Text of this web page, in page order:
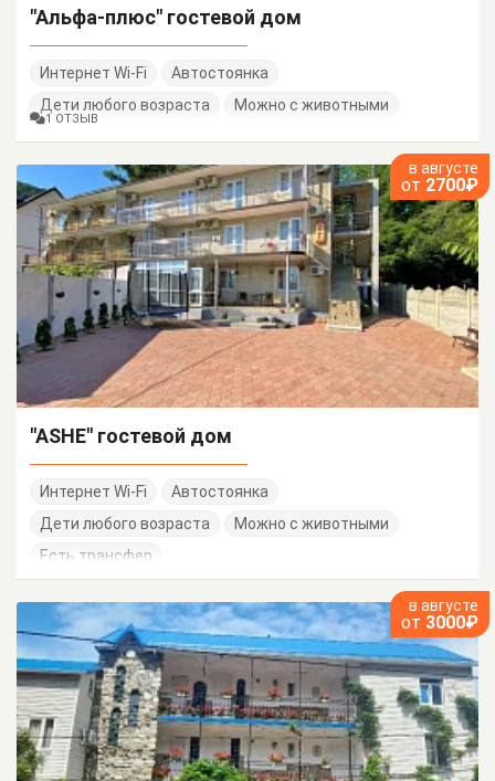
"Альфа-плюс" гостевой дом
Интернет Wi-Fi
Автостоянка
Дети любого возраста
Можно с животными
1 ОТЗЫВ
в августе
от 2700₽
"ASHE" гостевой дом
Интернет Wi-Fi
Автостоянка
Дети любого возраста
Можно с животными
Есть трансфер
в августе
от 3000₽